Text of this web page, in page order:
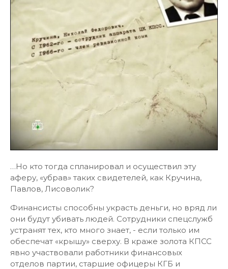
…Но кто тогда спланировал и осуществил эту
аферу, «убрав» таких свидетелей, как Кручина,
Павлов, Лисоволик?
Финансисты способны украсть деньги, но вряд ли
они будут убивать людей. Сотрудники спецслужб
устранят тех, кто много знает, - если только им
обеспечат «крышу» сверху. В краже золота КПСС
явно участвовали работники финансовых
отделов партии, старшие офицеры КГБ и